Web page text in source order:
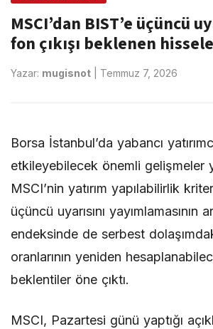
MSCI’dan BIST’e üçüncü
fon çıkışı beklenen
Yazar: mugisnot Temmuz 7, 2026
Borsa İstanbul’da yabancı
etkileyebilecek önemli gelişmeler
MSCI’nin yatırım yapılabilirlik
üçüncü uyarısını yayımlamasının
endeksinde de serbest
oranlarının yeniden
beklentiler öne çıktı.
MSCI, Pazartesi günü yaptığı